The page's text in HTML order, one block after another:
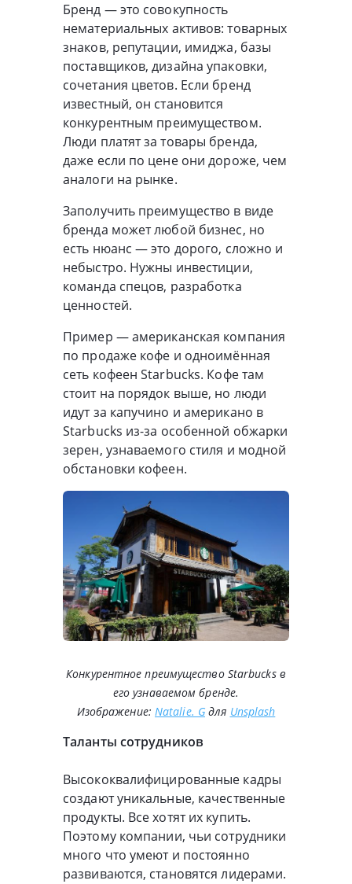
Бренд — это совокупность
нематериальных активов: товарных
знаков, репутации, имиджа, базы
поставщиков, дизайна упаковки,
сочетания цветов. Если бренд
известный, он становится
конкурентным преимуществом.
Люди платят за товары бренда,
даже если по цене они дороже, чем
аналоги на рынке.
Заполучить преимущество в виде
бренда может любой бизнес, но
есть нюанс — это дорого, сложно и
небыстро. Нужны инвестиции,
команда спецов, разработка
ценностей.
Пример — американская компания
по продаже кофе и одноимённая
сеть кофеен Starbucks. Кофе там
стоит на порядок выше, но люди
идут за капучино и американо в
Starbucks из-за особенной обжарки
зерен, узнаваемого стиля и модной
обстановки кофеен.
Конкурентное преимущество Starbucks в
его узнаваемом бренде.
Изображение: Natalie. Gдля Unsplash
Таланты сотрудников
Высококвалифицированные кадры
создают уникальные, качественные
продукты. Все хотят их купить.
Поэтому компании, чьи сотрудники
много что умеют и постоянно
развиваются, становятся лидерами.